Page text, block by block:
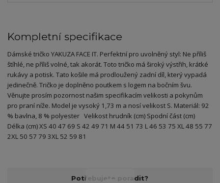
Kompletní specifikace
Dámské tričko YAKUZA FACE IT. Perfektní pro uvolněný styl: Ne příliš
štíhlé, ne příliš volné, tak akorát. Toto tričko má široký výstřih, krátké
rukávy a potisk. Tato košile má prodloužený zadní díl, který vypadá
jedinečně. Tričko je doplněno poutkem s logem na bočním švu.
Věnujte prosím pozornost našim specifikacím velikosti a pokynům
pro praní níže. Model je vysoký 1,73 m a nosí velikost S. Materiál: 92
% bavlna, 8 % polyester Velikost hrudník (cm) Spodní část (cm)
Délka (cm) XS 40 47 69 S 42 49 71 M 44 51 73 L 46 53 75 XL 48 55 77
2XL 50 57 79 3XL 52 59 81
Potřebujete poradit?